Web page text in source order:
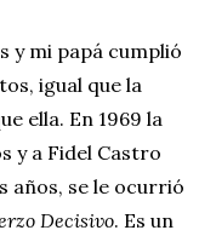
y mi papá cumplió
igual que la
ella. En 1969 la
y a Fidel Castro
años, se le ocurrió
Decisivo. Es un